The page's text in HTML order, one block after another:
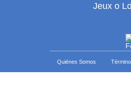
Jeux o
Quiénes Somos